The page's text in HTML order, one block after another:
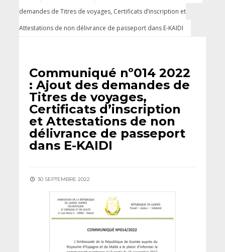
demandes de Titres de voyages, Certificats d’inscription et
Attestations de non délivrance de passeport dans E-KAIDI
Communiqué nº014 2022
: Ajout des demandes de
Titres de voyages,
Certificats d’inscription
et Attestations de non
délivrance de passeport
dans E-KAIDI
30 SEPTEMBRE 2022